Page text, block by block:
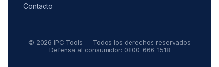
Contacto
© 2026 IPC Tools — Todos los derechos reservados
Defensa al consumidor: 0800-666-1518